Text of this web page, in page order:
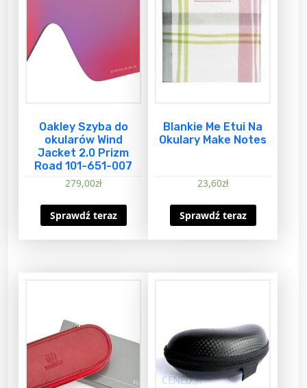
Oakley Szyba do
okularów Wind
Jacket 2.0 Prizm
Road 101-651-007
279,00zł
Sprawdź teraz
Blankie Me Etui Na
Okulary Make Notes
23,60zł
Sprawdź teraz